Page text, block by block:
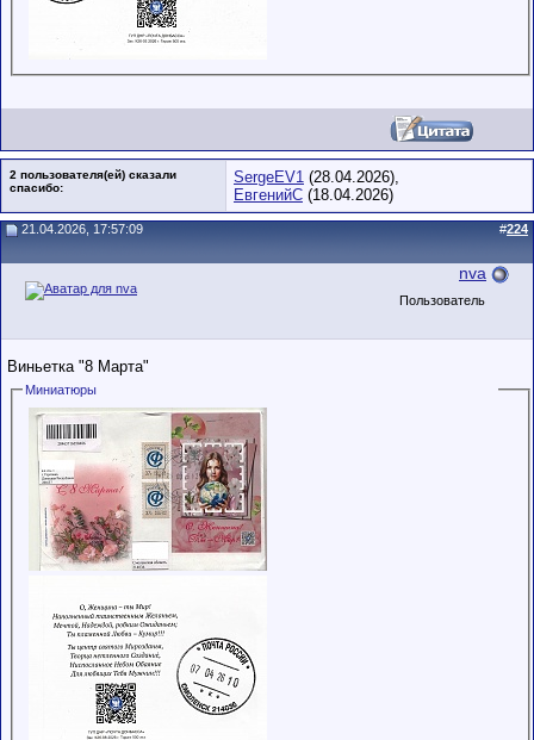
2 пользователя(ей) сказали
cпасибо:
SergeEV1 (28.04.2026),
ЕвгенийС (18.04.2026)
21.04.2026, 17:57:09 #224
nva
Пользователь
Виньетка "8 Марта"
Миниатюры